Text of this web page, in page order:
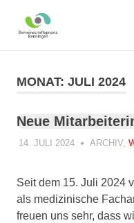
InhaltMONAT: JULI 2024
Neue
14. JULI 2024 PRAXIS
ARCHIV,
Seit dem 15. Juli 2024
als medizinische
freuen uns sehr, dass